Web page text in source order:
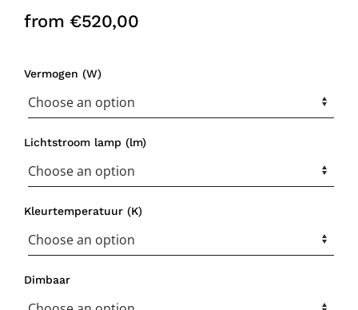
from €520,00
Vermogen (W)
Lichtstroom lamp (lm)
Kleurtemperatuur (K)
Dimbaar